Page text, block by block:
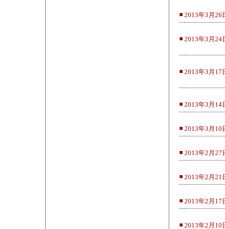
■ 2013年3月26
■ 2013年3月24
■ 2013年3月17
■ 2013年3月
■ 2013年3月10
■ 2013年2月27
■ 2013年2月21
■ 2013年2月17
■ 2013年2月10